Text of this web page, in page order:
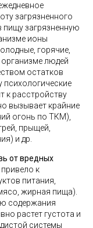
загрязненного
пищу загрязненную
ионы
горячие,
людей
остатков
к расстройству
вызывает крайние
огонь по ТКМ),
прыщей,
и др.
от вредных
к
питания,
жирная пища).
содержания
растет густота и
системы